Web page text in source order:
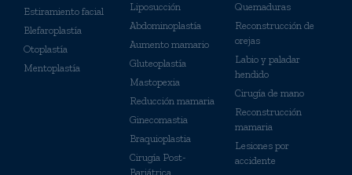
Estiramiento facial
Blefaroplastía
Otoplastía
Mentoplastía
Liposucción
Abdominoplastía
Aumento mamario
Gluteoplastía
Mastopexia
Reducción mamaria
Ginecomastia
Braquioplastia
Cirugía Post-
Bariátrica
Quemaduras
Reconstrucción de
orejas
Labio y paladar
hendido
Cirugía de mano
Reconstrucción
mamaria
Lesiones por
accidente